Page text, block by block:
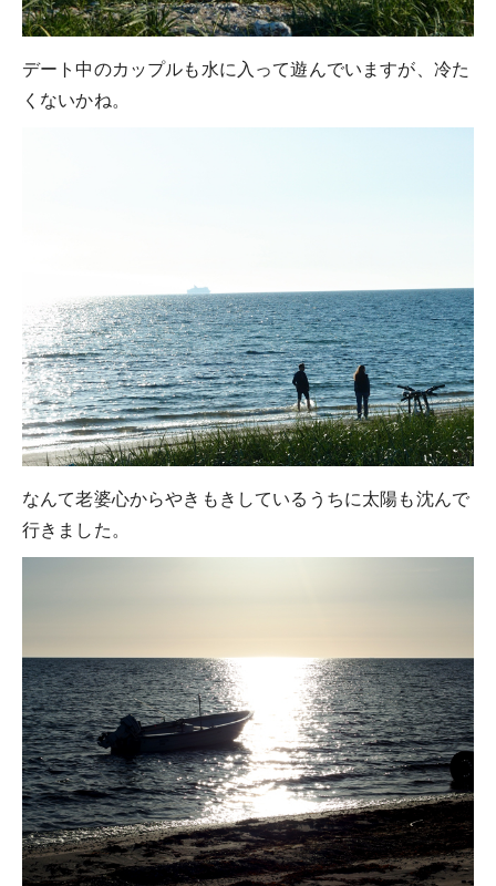
デート中のカップルも水に入って遊んでいますが、冷た
くないかね。
なんて老婆心からやきもきしているうちに太陽も沈んで
行きました。